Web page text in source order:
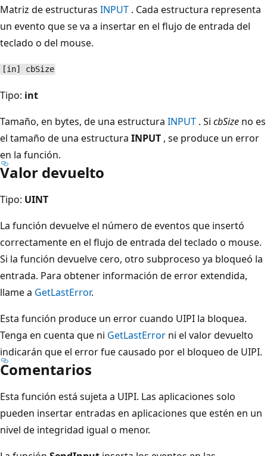
Matriz de estructuras INPUT . Cada estructura representa
un evento que se va a insertar en el flujo de entrada del
teclado o del mouse.
[in] cbSize
Tipo: int
Tamaño, en bytes, de una estructura INPUT . Si cbSize no es
el tamaño de una estructura INPUT , se produce un error
en la función.
Valor devuelto
Tipo: UINT
La función devuelve el número de eventos que insertó
correctamente en el flujo de entrada del teclado o mouse.
Si la función devuelve cero, otro subproceso ya bloqueó la
entrada. Para obtener información de error extendida,
llame a GetLastError.
Esta función produce un error cuando UIPI la bloquea.
Tenga en cuenta que ni GetLastError ni el valor devuelto
indicarán que el error fue causado por el bloqueo de UIPI.
Comentarios
Esta función está sujeta a UIPI. Las aplicaciones solo
pueden insertar entradas en aplicaciones que estén en un
nivel de integridad igual o menor.